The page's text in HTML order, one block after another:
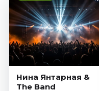
Нина Янтарная &
The Band